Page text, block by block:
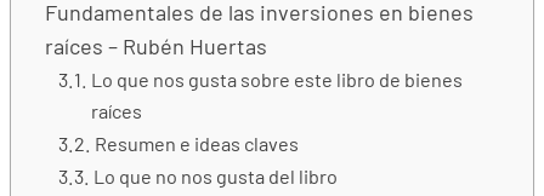
Fundamentales de las inversiones en bienes
raíces – Rubén Huertas
Lo que nos gusta sobre este libro de bienes
raíces
Resumen e ideas claves
Lo que no nos gusta del libro